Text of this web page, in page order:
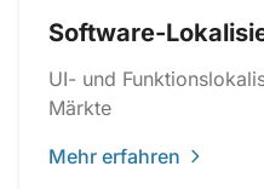
Software-
UI- und
Märkte
Mehr erfahren